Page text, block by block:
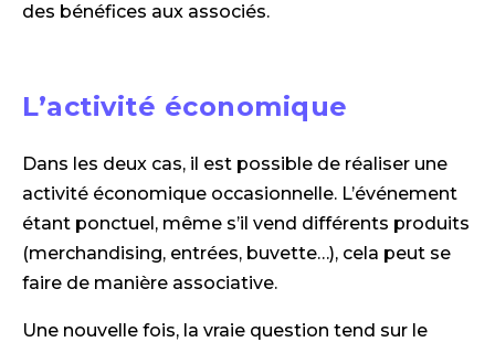
des bénéfices aux associés.
L’activité économique
Dans les deux cas, il est possible de réaliser une
activité économique occasionnelle. L’événement
étant ponctuel, même s’il vend différents produits
(merchandising, entrées, buvette…), cela peut se
faire de manière associative.
Une nouvelle fois, la vraie question tend sur le